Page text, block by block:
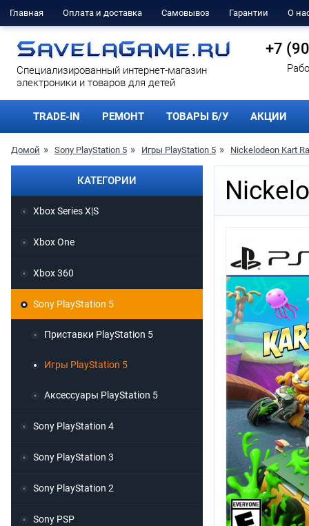
Главная Оплата и доставка Самовывоз Гарантии О
Cпециализированный интернет-магазин
электроники и товаров для детей
+7
TRADE-IN РЕМОНТ ТОВАРЫ Б/У АКЦИИ
Домой Sony PlayStation 5 Игры PlayStation 5 Nickelodeon Kart
КАТЕГОРИИ
Xbox Series X|S
Xbox One
Xbox 360
Sony PlayStation 5
Приставки PlayStation 5
Игры PlayStation 5
Аксессуары PlayStation 5
Sony PlayStation 4
Sony PlayStation 3
Sony PlayStation 2
Sony PSP